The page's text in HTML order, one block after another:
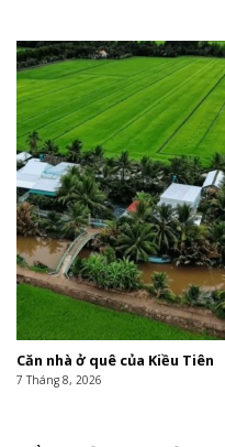
Căn nhà ở quê của Kiều Tiên
7 Tháng 8, 2026